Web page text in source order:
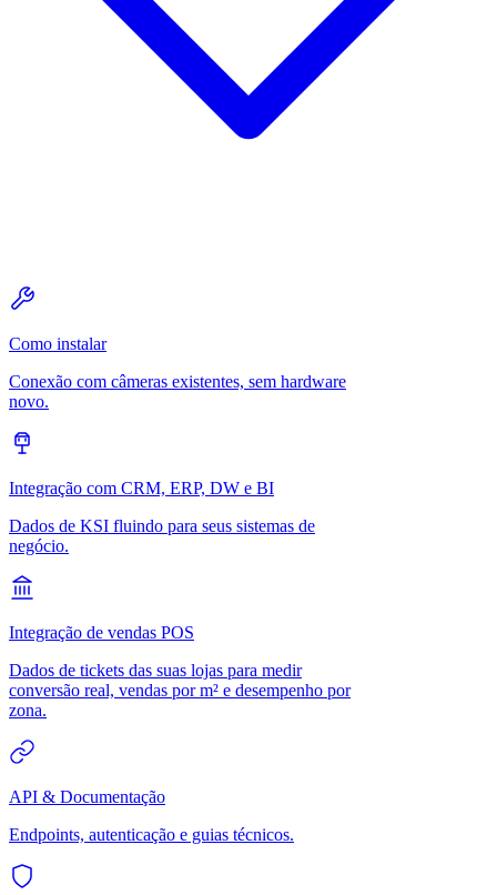
Como instalar
Conexão com câmeras existentes, sem hardware
novo.
Integração com CRM, ERP, DW e BI
Dados de KSI fluindo para seus sistemas de
negócio.
Integração de vendas POS
Dados de tickets das suas lojas para medir
conversão real, vendas por m² e desempenho por
zona.
API & Documentação
Endpoints, autenticação e guias técnicos.